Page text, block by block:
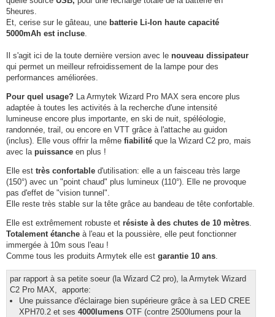
5heures.
Et, cerise sur le gâteau, une batterie Li-Ion haute capacité
5000mAh est incluse.
Il s'agit ici de la toute dernière version avec le nouveau dissipateur
qui permet un meilleur refroidissement de la lampe pour des
performances améliorées.
Pour quel usage? La Armytek Wizard Pro MAX sera encore plus
adaptée à toutes les activités à la recherche d'une intensité
lumineuse encore plus importante, en ski de nuit, spéléologie,
randonnée, trail, ou encore en VTT grâce à l'attache au guidon
(inclus). Elle vous offrir la même fiabilité que la Wizard C2 pro, mais
avec la puissance en plus !
Elle est très confortable d'utilisation: elle a un faisceau très large
(150°) avec un "point chaud" plus lumineux (110°). Elle ne provoque
pas d'effet de "vision tunnel".
Elle reste très stable sur la tête grâce au bandeau de tête confortable.
Elle est extrêmement robuste et résiste à des chutes de 10 mètres.
Totalement étanche à l'eau et la poussière, elle peut fonctionner
immergée à 10m sous l'eau !
Comme tous les produits Armytek elle est garantie 10 ans.
par rapport à sa petite soeur (la Wizard C2 pro), la Armytek Wizard
C2 Pro MAX, apporte:
Une puissance d'éclairage bien supérieure grâce à sa LED CREE
XPH70.2 et ses 4000lumens OTF (contre 2500lumens pour la